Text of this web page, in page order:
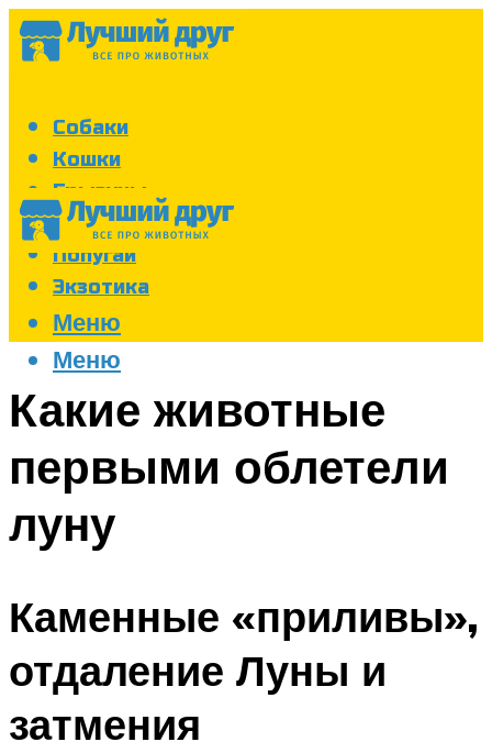
Собаки
Кошки
Грызуны
Аквариум
Попугаи
Экзотика
Меню
Меню
Какие животные
первыми облетели
луну
Каменные «приливы»,
отдаление Луны и
затмения